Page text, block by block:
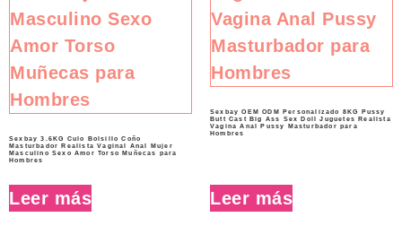
Sexbay 3.6KG Culo Bolsillo Coño
Masturbador Realista Vaginal Anal Mujer
Masculino Sexo Amor Torso Muñecas para
Hombres
Leer más
Sexbay OEM ODM Personalizado 8KG Pussy
Butt Cast Big Ass Sex Doll Juguetes Realista
Vagina Anal Pussy Masturbador para
Hombres
Leer más